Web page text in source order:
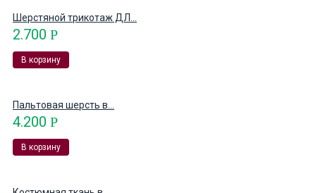
Шерстяной трикотаж ДЛ...
2.700 Р
В корзину
Пальтовая шерсть в...
4.200 Р
В корзину